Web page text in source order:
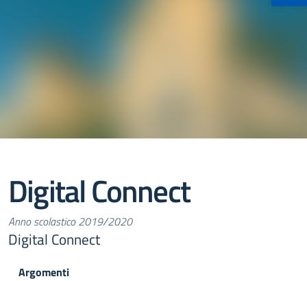
Digital Connect
Anno scolastico 2019/2020
Digital Connect
Argomenti